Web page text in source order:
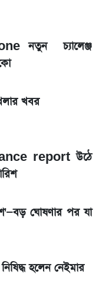
পরিকল্পনা
ফল প্রকাশের
যা বললেন রুমিন
মধ্যে সর্বোচ্চ
নতুন চ্যালেঞ্জ
খবর
report উঠে
ঘোষণার পর যা
হলেন নেইমার